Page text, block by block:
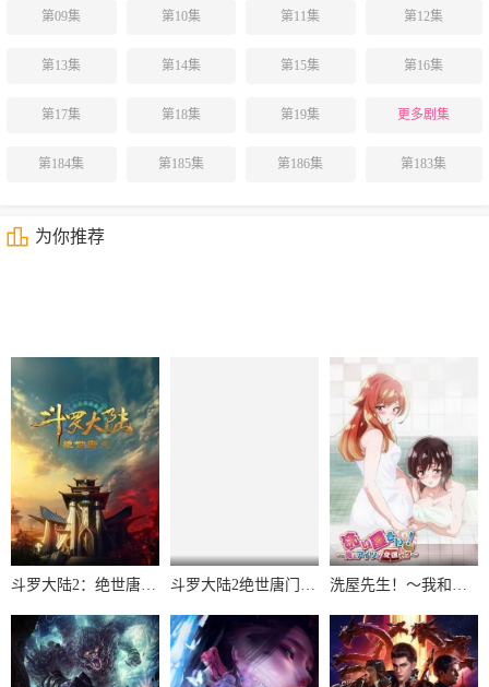
第09集 第10集 第11集 第12集
第13集 第14集 第15集 第16集
第17集 第18集 第19集 更多剧集
第183集
第184集 第185集 第186集
为你推荐